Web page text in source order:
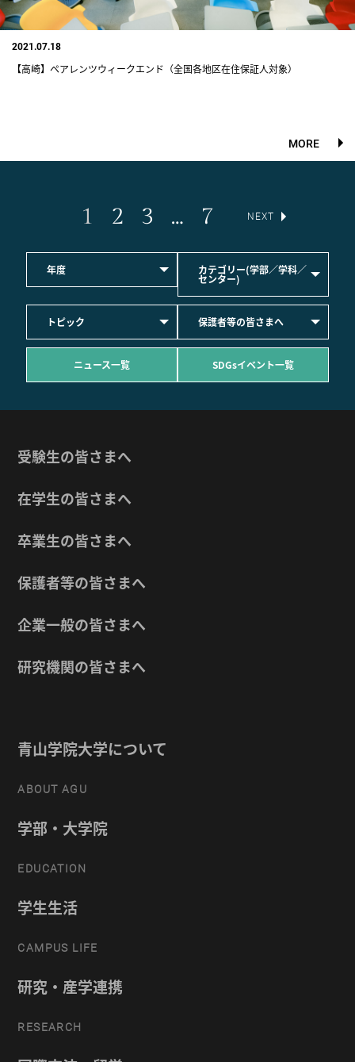
2021.07.18
【高崎】ペアレンツウィークエンド（全国各地区在住保証人対象）
MORE
1 2 3 … 7 NEXT
年度 カテゴリー(学部／学科／
センター)
トピック 保護者等の皆さまへ
ニュース一覧 SDGsイベント一覧
受験生の皆さまへ
在学生の皆さまへ
卒業生の皆さまへ
保護者等の皆さまへ
企業一般の皆さまへ
研究機関の皆さまへ
青山学院大学について
ABOUT AGU
学部・大学院
EDUCATION
学生生活
CAMPUS LIFE
研究・産学連携
RESEARCH